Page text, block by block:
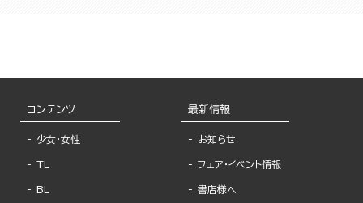
コンテンツ
少女・女性
TL
BL
最新情報
お知らせ
フェア・イベント情報
書店様へ